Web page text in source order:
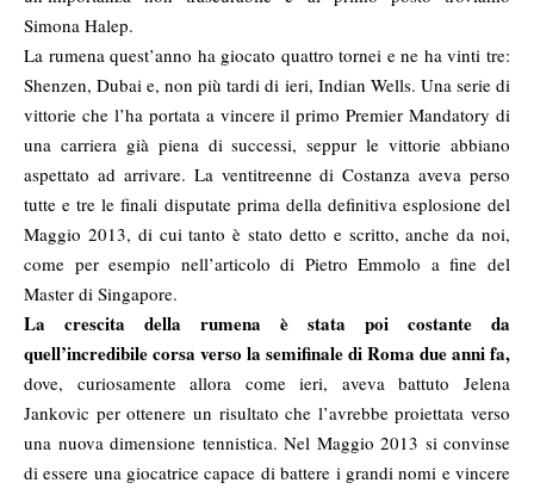
Simona Halep.
La rumena quest’anno ha giocato quattro tornei e ne ha vinti tre:
Shenzen, Dubai e, non più tardi di ieri, Indian Wells. Una serie di
vittorie che l’ha portata a vincere il primo Premier Mandatory di
una carriera già piena di successi, seppur le vittorie abbiano
aspettato ad arrivare. La ventitreenne di Costanza aveva perso
tutte e tre le finali disputate prima della definitiva esplosione del
Maggio 2013, di cui tanto è stato detto e scritto, anche da noi,
come per esempio nell’articolo di Pietro Emmolo a fine del
Master di Singapore.
La crescita della rumena è stata poi costante da
quell’incredibile corsa verso la semifinale di Roma due anni fa,
dove, curiosamente allora come ieri, aveva battuto Jelena
Jankovic per ottenere un risultato che l’avrebbe proiettata verso
una nuova dimensione tennistica. Nel Maggio 2013 si convinse
di essere una giocatrice capace di battere i grandi nomi e vincere